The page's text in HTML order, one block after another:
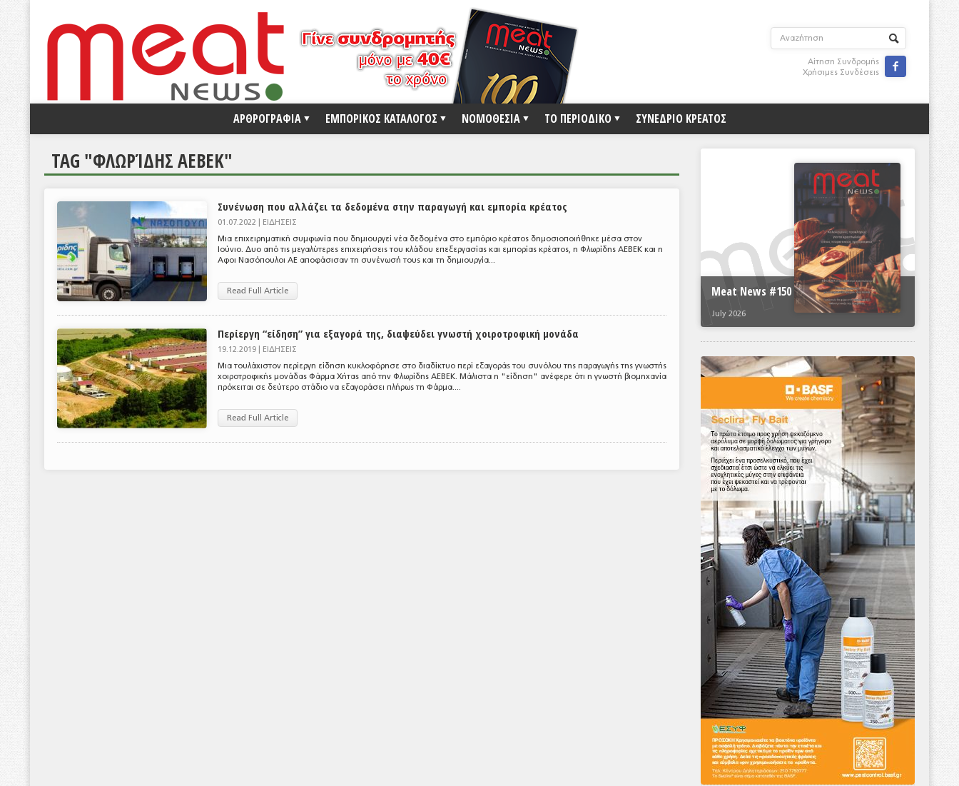
Αίτηση Συνδρομής
Χρήσιμες Συνδέσεις

ΑΡΘΡΟΓΡΑΦΙΑ ΕΜΠΟΡΙΚΟΣ ΚΑΤΑΛΟΓΟΣ ΝΟΜΟΘΕΣΙΑ ΤΟ ΠΕΡΙΟΔΙΚΟ ΣΥΝΕΔΡΙΟ ΚΡΕΑΤΟΣ
TAG "ΦΛΩΡΊΔΗΣ ΑΕΒΕΚ"
Συνένωση που αλλάζει τα δεδομένα στην παραγωγή και εμπορία κρέατος
01.07.2022 | ΕΙΔΗΣΕΙΣ
Μια επιχειρηματική συμφωνία που δημιουργεί νέα δεδομένα στο εμπόριο κρέατος δημοσιοποιήθηκε μέσα στον
Ιούνιο. Δυο από τις μεγαλύτερες επιχειρήσεις του κλάδου επεξεργασίας και εμπορίας κρέατος, η Φλωρίδης ΑΕΒΕΚ και η
Αφοι Νασόπουλοι ΑΕ αποφάσισαν τη συνένωσή τους και τη δημιουργία...
Read Full Article
Περίεργη “είδηση” για εξαγορά της, διαψεύδει γνωστή χοιροτροφική μονάδα
19.12.2019 | ΕΙΔΗΣΕΙΣ
Μια τουλάχιστον περίεργη είδηση κυκλοφόρησε στο διαδίκτυο περί εξαγοράς του συνόλου της παραγωγής της γνωστής
χοιροτροφικής μονάδας Φάρμα Χήτας από την Φλωρίδης ΑΕΒΕΚ. Μάλιστα η "είδηση" ανέφερε ότι η γνωστή βιομηχανία
πρόκειται σε δεύτερο στάδιο να εξαγοράσει πλήρως τη Φάρμα....
Read Full Article
Meat News #150
July 2026